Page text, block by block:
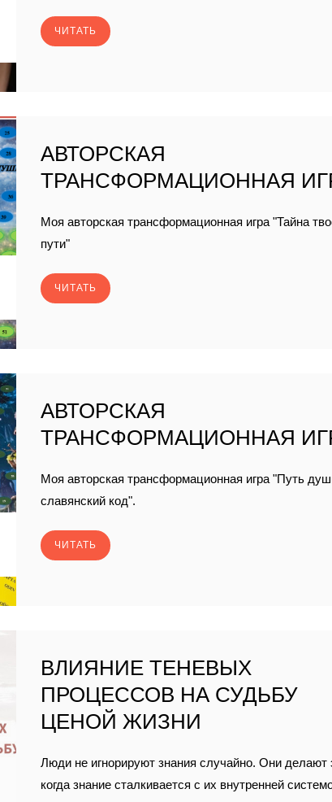
ЧИТАТЬ
АВТОРСКАЯ
ТРАНСФОРМАЦИОННАЯ
Моя авторская трансформационная игра "Тайна
пути"
ЧИТАТЬ
АВТОРСКАЯ
ТРАНСФОРМАЦИОННАЯ
Моя авторская трансформационная игра "Путь
славянский код".
ЧИТАТЬ
ВЛИЯНИЕ ТЕНЕВЫХ
ПРОЦЕССОВ НА СУДЬБУ
ЦЕНОЙ ЖИЗНИ
Люди не игнорируют знания случайно. Они делают
когда знание сталкивается с их внутренней